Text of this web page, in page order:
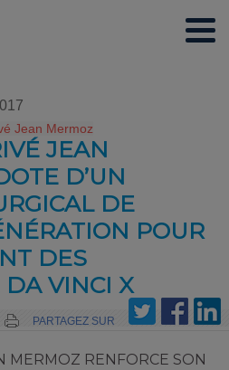
Jean Mermoz
JEAN
D’UN
DE
POUR
DES
DA VINCI X
PARTAGEZ SUR
MERMOZ RENFORCE SON